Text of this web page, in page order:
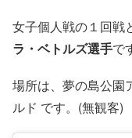
女子個人戦の１回戦
ラ・ベトルズ選手で
場所は、夢の島公園
ルド です。(無観客)